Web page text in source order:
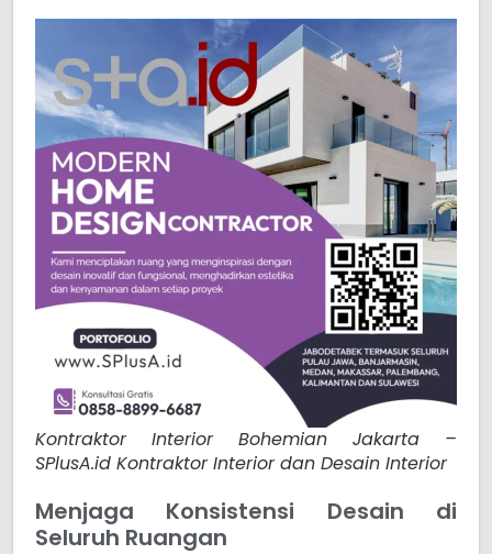
Kontraktor Interior Bohemian Jakarta –
SPlusA.id Kontraktor Interior dan Desain Interior
Menjaga Konsistensi Desain di
Seluruh Ruangan